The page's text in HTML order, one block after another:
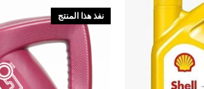
نفذ هذا المنتج